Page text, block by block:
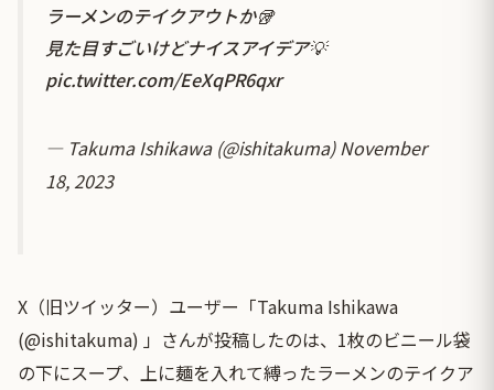
ラーメンのテイクアウトか🥡
見た目すごいけどナイスアイデア💡
pic.twitter.com/EeXqPR6qxr
— Takuma Ishikawa (@ishitakuma)November
18, 2023
X（旧ツイッター）ユーザー「Takuma Ishikawa
(@ishitakuma) 」さんが投稿したのは、1枚のビニール袋
の下にスープ、上に麺を入れて縛ったラーメンのテイクア